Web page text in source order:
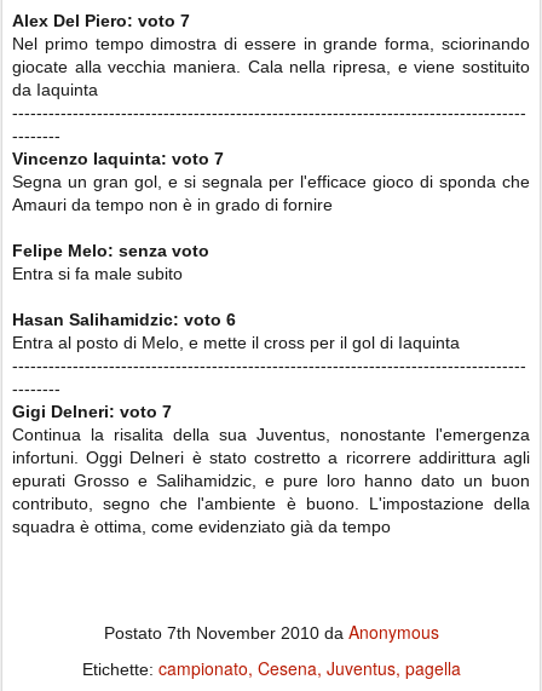
Alex Del Piero: voto 7
Nel primo tempo dimostra di essere in grande forma, sciorinando
giocate alla vecchia maniera. Cala nella ripresa, e viene sostituito
da Iaquinta
-------------------------------------------------------------------------------------
--------
Vincenzo Iaquinta: voto 7
Segna un gran gol, e si segnala per l'efficace gioco di sponda che
Amauri da tempo non è in grado di fornire
Felipe Melo: senza voto
Entra si fa male subito
Hasan Salihamidzic: voto 6
Entra al posto di Melo, e mette il cross per il gol di Iaquinta
-------------------------------------------------------------------------------------
--------
Gigi Delneri: voto 7
Continua la risalita della sua Juventus, nonostante l'emergenza
infortuni. Oggi Delneri è stato costretto a ricorrere addirittura agli
epurati Grosso e Salihamidzic, e pure loro hanno dato un buon
contributo, segno che l'ambiente è buono. L'impostazione della
squadra è ottima, come evidenziato già da tempo
Postato 7th November 2010da Anonymous
Etichette: campionato Cesena Juventus pagella